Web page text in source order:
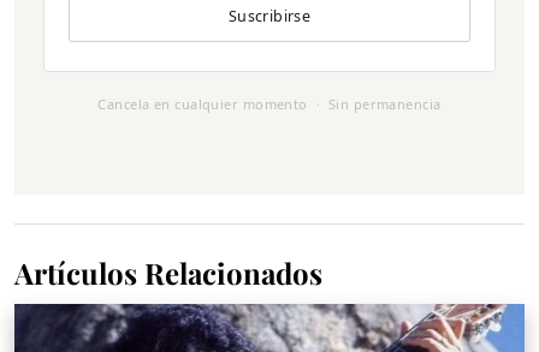
Suscribirse
Cancela en cualquier momento · Sin permanencia
Artículos Relacionados